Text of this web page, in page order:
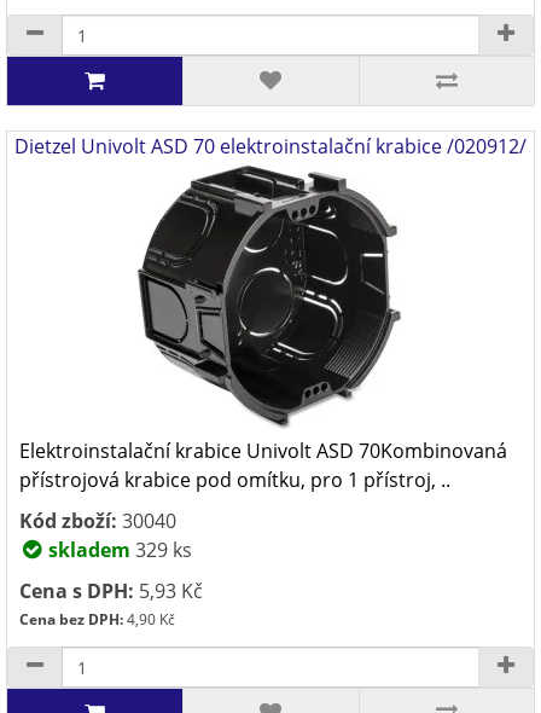
Dietzel Univolt ASD 70 elektroinstalační krabice /020912/
Elektroinstalační krabice Univolt ASD 70Kombinovaná
přístrojová krabice pod omítku, pro 1 přístroj, ..
Kód zboží: 30040
skladem 329 ks
Cena s DPH: 5,93 Kč
Cena bez DPH:4,90 Kč